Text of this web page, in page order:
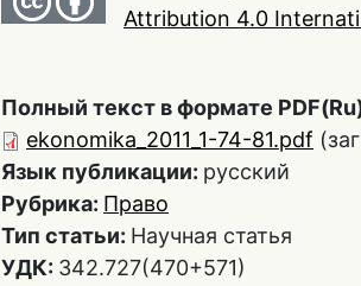
Attribution 4.0
Полный текст в формате
ekonomika_2011_1-74-81.pdf
Язык публикации: русский
Рубрика: Право
Тип статьи: Научная статья
УДК: 342.727(470+571)